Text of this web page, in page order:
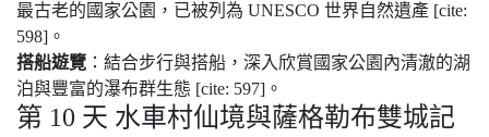
最古老的國家公園，已被列為 UNESCO 世界自然遺產 [cite:
598]。
搭船遊覽 ：結合步行與搭船，深入欣賞國家公園內清澈的湖
泊與豐富的瀑布群生態 [cite: 597]。
第 10 天 水車村仙境與薩格勒布雙城記